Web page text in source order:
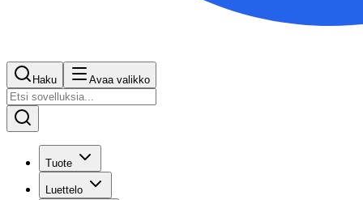
Haku Avaa valikko
Tuote
Luettelo